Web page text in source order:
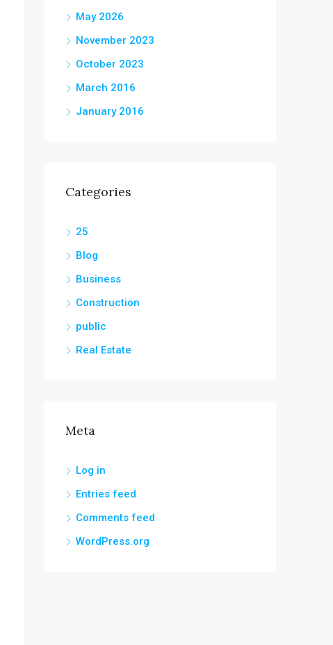
May 2026
November 2023
October 2023
March 2016
January 2016
Categories
25
Blog
Business
Construction
public
Real Estate
Meta
Log in
Entries feed
Comments feed
WordPress.org